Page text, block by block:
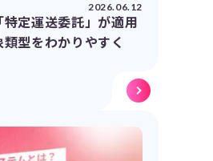
2026.06.12
特定運送委託」が適用
型をわかりやすく